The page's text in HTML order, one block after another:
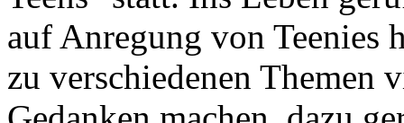
auf Anregung von Teenies
zu verschiedenen Themen